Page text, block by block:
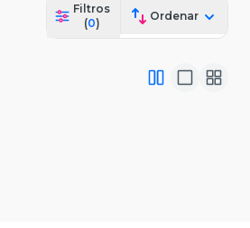
Filtros
(0)
Ordenar